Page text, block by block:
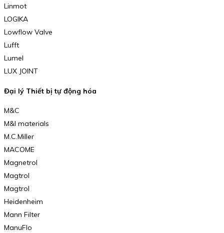
Linmot
LOGIKA
Lowflow Valve
Lufft
Lumel
LUX JOINT
Đại lý Thiết bị tự động hóa
M&C
M&I materials
M.C.Miller
MACOME
Magnetrol
Magtrol
Magtrol
Heidenheim
Mann Filter
ManuFlo